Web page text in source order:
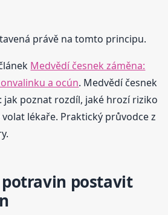
právě na tomto principu.
Medvědí česnek záměna:
a ocún. Medvědí česnek
jak poznat rozdíl, jaké hrozí riziko
lékaře. Praktický průvodce z
potravin postavit